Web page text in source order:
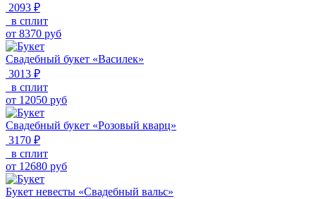
2093 ₽
в сплит
от 8370 руб
Свадебный букет «Василек»
3013 ₽
в сплит
от 12050 руб
Свадебный букет «Розовый кварц»
3170 ₽
в сплит
от 12680 руб
Букет невесты «Свадебный вальс»